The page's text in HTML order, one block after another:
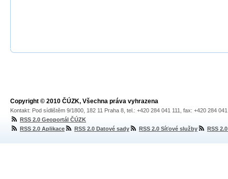
Copyright © 2010 ČÚZK, Všechna práva vyhrazena
Kontakt: Pod sídlištěm 9/1800, 182 11 Praha 8, tel.: +420 284 041 111, fax: +420 284
RSS 2.0 Geoportál ČÚZK
RSS 2.0 Aplikace
RSS 2.0 Datové sady RSS 2.0 Síťové služby RSS